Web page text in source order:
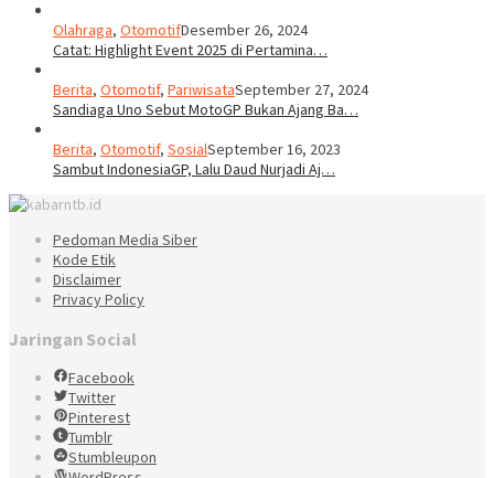
Olahraga, OtomotifDesember 26, 2024
Catat: Highlight Event 2025 di Pertamina…
Berita, Otomotif, PariwisataSeptember 27, 2024
Sandiaga Uno Sebut MotoGP Bukan Ajang Ba…
Berita, Otomotif, SosialSeptember 16, 2023
Sambut IndonesiaGP, Lalu Daud Nurjadi Aj…
Pedoman Media Siber
Kode Etik
Disclaimer
Privacy Policy
Jaringan Social
Facebook
Twitter
Pinterest
Tumblr
Stumbleupon